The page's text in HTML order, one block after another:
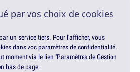
par vos choix de cookies
un service tiers. Pour l'afficher, vous
dans vos paramètres de confidentialité.
moment via le lien "Paramètres de Gestion
bas de page.